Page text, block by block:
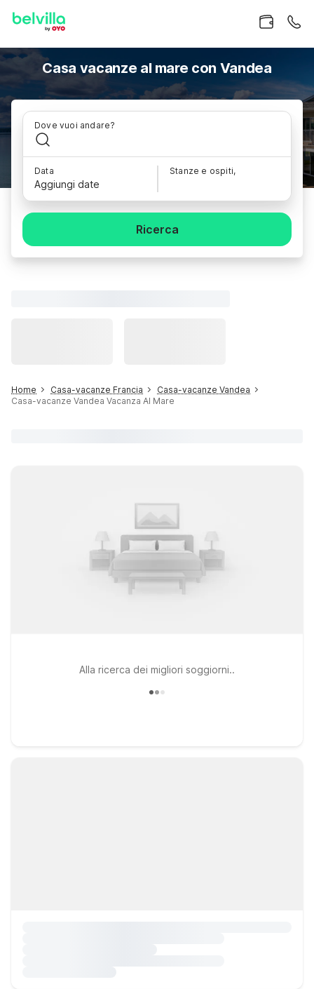
Casa vacanze al mare con Vandea
Dove vuoi andare?
Data
Aggiungi date
Stanze e ospiti,
Ricerca
Home Casa-vacanze Francia
Casa-vacanze Vandea
Casa-vacanze Vandea Vacanza Al Mare
Alla ricerca dei migliori soggiorni..